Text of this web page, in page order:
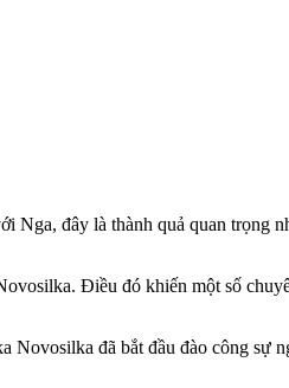
đây là thành quả quan trọng
Điều đó khiến một số
đã bắt đầu đào công sự